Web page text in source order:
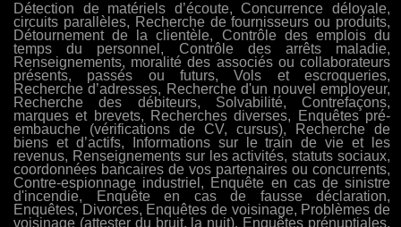
Détection de matériels d’écoute, Concurrence déloyale,
circuits parallèles, Recherche de fournisseurs ou produits,
Détournement de la clientèle, Contrôle des emplois du
temps du personnel, Contrôle des arrêts maladie,
Renseignements, moralité des associés ou collaborateurs
présents, passés ou futurs, Vols et escroqueries,
Recherche d’adresses, Recherche d'un nouvel employeur,
Recherche des débiteurs, Solvabilité, Contrefaçons,
marques et brevets, Recherches diverses, Enquêtes pré-
embauche (vérifications de CV, cursus), Recherche de
biens et d’actifs, Informations sur le train de vie et les
revenus, Renseignements sur les activités, statuts sociaux,
coordonnées bancaires de vos partenaires ou concurrents,
Contre-espionnage industriel, Enquête en cas de sinistre
d'incendie, Enquête en cas de fausse déclaration,
Enquêtes, Divorces, Enquêtes de voisinage, Problèmes de
voisinage (attester du bruit, la nuit), Enquêtes prénuptiales,